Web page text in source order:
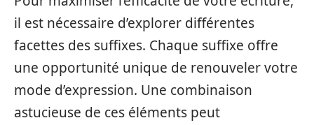
il est nécessaire d’explorer différentes
facettes des suffixes. Chaque suffixe offre
une opportunité unique de renouveler votre
mode d’expression. Une combinaison
astucieuse de ces éléments peut